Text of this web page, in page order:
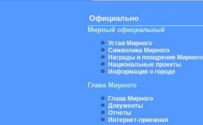
Официально
Мирный официальный
Устав Мирного
Символика Мирного
Награды и поощрения Мирного
Национальные проекты
Информация о городе
Глава Мирного
Глава Мирного
Документы
Отчеты
Интернет-приемная